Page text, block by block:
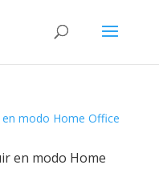
en modo Home